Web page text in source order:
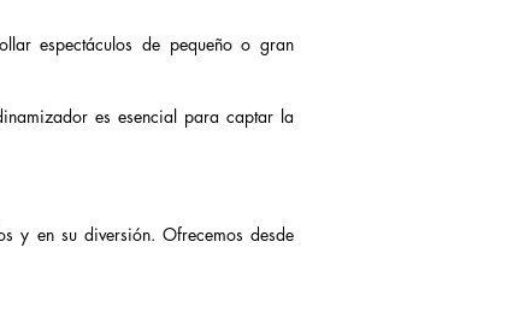
espectáculos de pequeño o gran
es esencial para captar la
y en su diversión. Ofrecemos desde